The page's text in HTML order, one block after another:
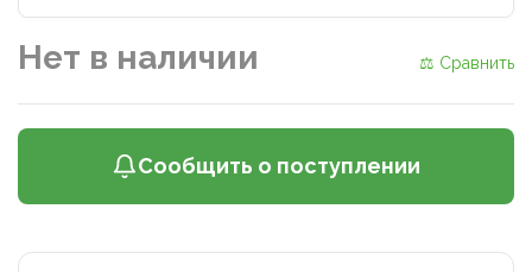
Нет в наличии ⚖ Сравнить
Сообщить о поступлении